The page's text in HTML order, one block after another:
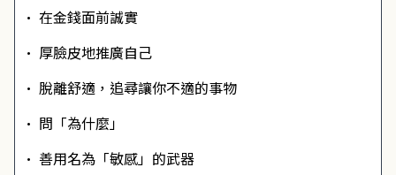
• 在金錢面前誠實
• 厚臉皮地推廣自己
• 脫離舒適，追尋讓你不適的事物
• 問「為什麼」
• 善用名為「敏感」的武器